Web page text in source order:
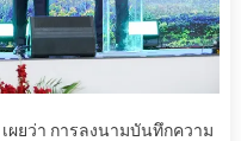
เผยว่า การลงนามบันทึกความ